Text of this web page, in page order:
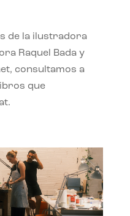
de la ilustradora
Raquel Bada y
consultamos a
que